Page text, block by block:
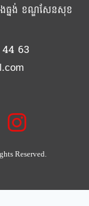
ធ្នង់ ខណ្ឌសែនសុខ
63
Reserved.